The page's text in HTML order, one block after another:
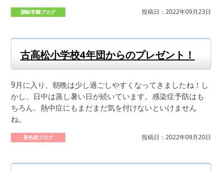
讃岐学園ブログ 投稿日：2022年09月23日
古高松小学校4年団からのプレゼント！
9月に入り、朝晩は少し過ごしやすくなってきましたね！し
かし、日中は蒸し暑い日が続いています。感染症予防はも
ちろん、熱中症にもまだまだ気を付けないといけません
ね。
香色苑ブログ 投稿日：2022年09月20日